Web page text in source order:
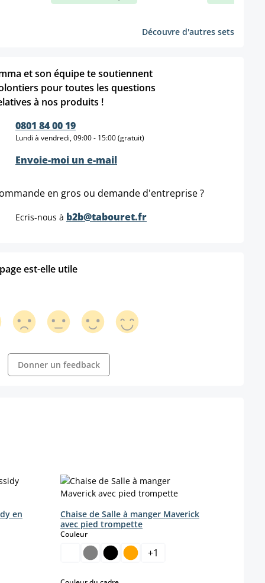
Découvre d'autres sets
et son équipe te soutiennent
pour toutes les questions
à nos produits !
0801 84 00 19
Lundi à vendredi, 09:00 - 15:00 (gratuit)
Envoie-moi un e-mail
en gros ou demande d'entreprise ?
Ecris-nous à b2b@tabouret.fr
est-elle utile
Donner un feedback
en
pour le moment.)
Chaise de Salle à manger Maverick
avec pied trompette
Couleurselect
+1